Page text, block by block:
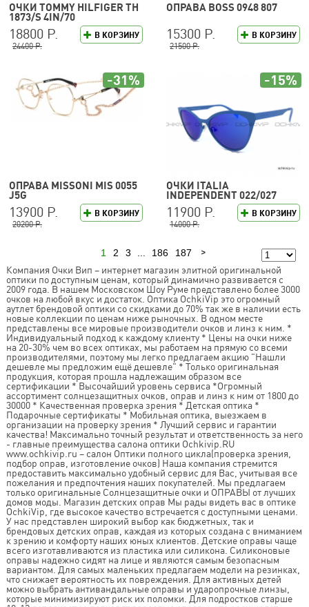
ОЧКИ TOMMY HILFIGER TH
1873/S 4IN/70
В КОРЗИНУ
18800 Р.
24400 Р.
ОПРАВА BOSS 0948 807
В КОРЗИНУ
15300 Р.
21500 Р.
ОПРАВА MISSONI MIS 0055
J5G
В КОРЗИНУ
13900 Р.
20200 Р.
-31%
ОЧКИ ITALIA
INDEPENDENT 022/027
В КОРЗИНУ
11900 Р.
14000 Р.
-15%
1 2 3 186 187
Компания Очки Вип – интернет магазин элитной оригинальной
оптики по доступным ценам, который динамично развивается с
2009 года. В нашем Московском Шоу Руме представлено более 3000
очков на любой вкус и достаток. Оптика OchkiVip это огромный
аутлет брендовой оптики со скидками до 70% так же в наличии есть
новые коллекции по ценам ниже рыночных. В одном месте
представлены все мировые производители очков и линз к ним. *
Индивидуальный подход к каждому клиенту * Цены на очки ниже
на 20-30% чем во всех оптиках, мы работаем на прямую со всеми
производителями, поэтому мы легко предлагаем акцию "Нашли
дешевле мы предложим ещё дешевле" * Только оригинальная
продукция, которая прошла надлежащим образом все
сертификации * Высочайший уровень сервиса *Огромный
ассортимент солнцезащитных очков, оправ и линз к ним от 1800 до
30000 * Качественная проверка зрения * Детская оптика *
Подарочные сертификаты * Мобильная оптика, выезжаем в
организации на проверку зрения * Лучший сервис и гарантии
качества! Максимально точный результат и ответственность за него
- главные преимущества салона оптики Ochkivip.RU
www.ochkivip.ru – салон Оптики полного цикла(проверка зрения,
подбор оправ, изготовление очков) Наша компания стремится
предоставить максимально удобный сервис для Вас, учитывая все
пожелания и предпочтения наших покупателей. Мы предлагаем
только оригинальные Солнцезащитные очки и ОПРАВЫ от лучших
домов моды. Магазин детских оправ Мы рады видеть вас в оптике
OchkiVip, где высокое качество встречается с доступными ценами.
У нас представлен широкий выбор как бюджетных, так и
брендовых детских оправ, каждая из которых создана с вниманием
к зрению и комфорту наших юных клиентов. Детские оправы чаще
всего изготавливаются из пластика или силикона. Силиконовые
оправы надежно сидят на лице и являются самым безопасным
вариантом. Для самых маленьких предлагаем модели на резинках,
что снижает вероятность их повреждения. Для активных детей
можно выбрать антивандальные оправы и ударопрочные линзы,
которые минимизируют риск их поломки. Для подростков старше